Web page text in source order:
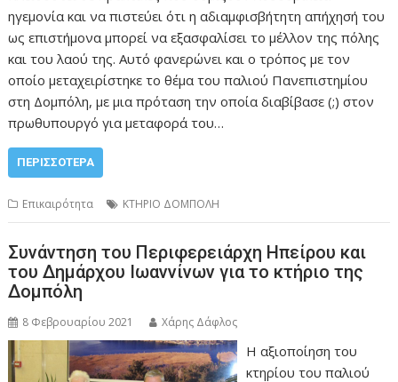
ηγεμονία και να πιστεύει ότι η αδιαμφισβήτητη απήχησή του
ως επιστήμονα μπορεί να εξασφαλίσει το μέλλον της πόλης
και του λαού της. Αυτό φανερώνει και ο τρόπος με τον
οποίο μεταχειρίστηκε το θέμα του παλιού Πανεπιστημίου
στη Δομπόλη, με μια πρόταση την οποία διαβίβασε (;) στον
πρωθυπουργό για μεταφορά του…
ΠΕΡΙΣΣΌΤΕΡΑ
Επικαιρότητα ΚΤΗΡΙΟ ΔΟΜΠΟΛΗ
Συνάντηση του Περιφερειάρχη Ηπείρου και
του Δημάρχου Ιωαννίνων για το κτήριο της
Δομπόλη
8 Φεβρουαρίου 2021 Χάρης Δάφλος
Η αξιοποίηση του
κτηρίου του παλιού